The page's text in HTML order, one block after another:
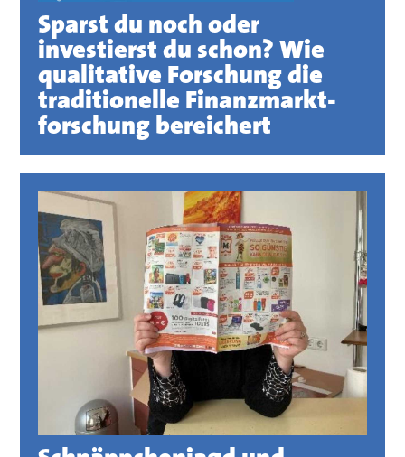
Sparst du noch oder
investierst du schon? Wie
qualitative Forschung die
traditionelle Finanzmarkt-
forschung bereichert